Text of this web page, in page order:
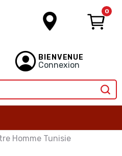
0
BIENVENUE
Connexion
Homme Tunisie